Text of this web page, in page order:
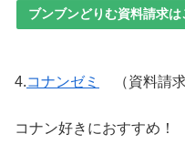
ブンブンどりむ資料請求は
4.コナンゼミ （資料請求
コナン好きにおすすめ！